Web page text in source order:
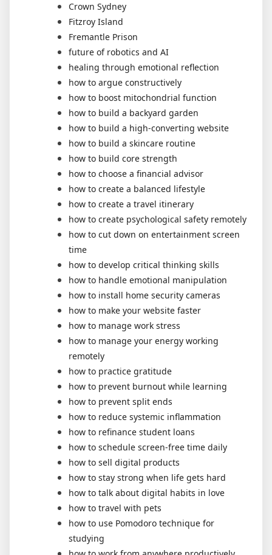
Crown Sydney
Fitzroy Island
Fremantle Prison
future of robotics and AI
healing through emotional reflection
how to argue constructively
how to boost mitochondrial function
how to build a backyard garden
how to build a high-converting website
how to build a skincare routine
how to build core strength
how to choose a financial advisor
how to create a balanced lifestyle
how to create a travel itinerary
how to create psychological safety remotely
how to cut down on entertainment screen
time
how to develop critical thinking skills
how to handle emotional manipulation
how to install home security cameras
how to make your website faster
how to manage work stress
how to manage your energy working
remotely
how to practice gratitude
how to prevent burnout while learning
how to prevent split ends
how to reduce systemic inflammation
how to refinance student loans
how to schedule screen-free time daily
how to sell digital products
how to stay strong when life gets hard
how to talk about digital habits in love
how to travel with pets
how to use Pomodoro technique for
studying